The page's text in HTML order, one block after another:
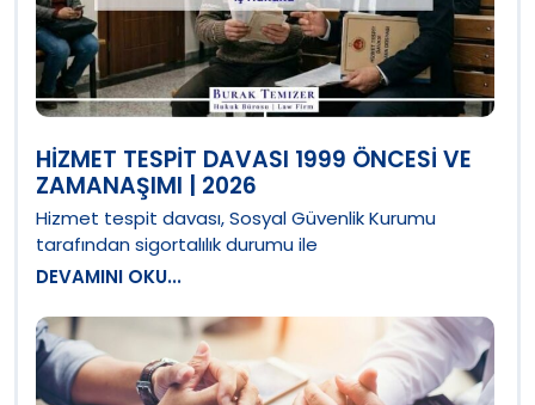
HIZMET TESPIT DAVASI 1999 ÖNCESI VE
ZAMANAŞIMI | 2026
Hizmet tespit davası, Sosyal Güvenlik Kurumu
tarafından sigortalılık durumu ile
DEVAMINI OKU...